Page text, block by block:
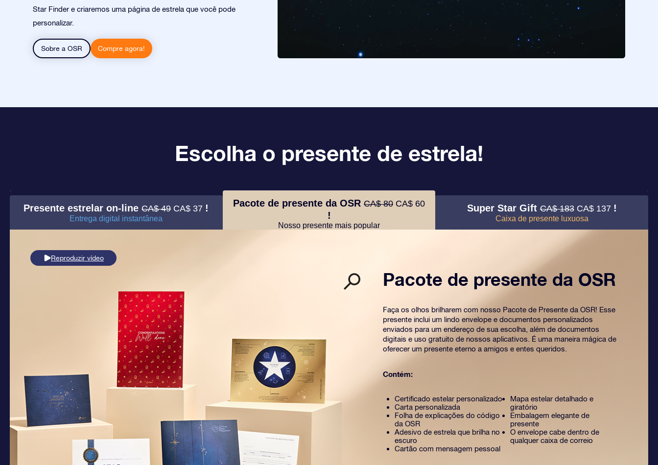
Star Finder e criaremos uma página de estrela que você pode
personalizar.
Sobre a OSR Compre agora!
Escolha o presente de estrela!
Presente estrelar on-lineCA$ 49 CA$ 37 !
Entrega digital instantânea
Pacote de presente da OSR CA$ 80 CA$ 60
!
Nosso presente mais popular
Super Star GiftCA$ 183 CA$ 137 !
Caixa de presente luxuosa
Reproduzir vídeo
Pacote de presente da OSR
Faça os olhos brilharem com nosso Pacote de Presente da OSR! Esse
presente inclui um lindo envelope e documentos personalizados
enviados para um endereço de sua escolha, além de documentos
digitais e uso gratuito de nossos aplicativos. É uma maneira mágica de
oferecer um presente eterno a amigos e entes queridos.
Contém:
Certificado estelar personalizado
Carta personalizada
Folha de explicações do código
da OSR
Adesivo de estrela que brilha no
escuro
Cartão com mensagem pessoal
Mapa estelar detalhado e
giratório
Embalagem elegante de
presente
O envelope cabe dentro de
qualquer caixa de correio